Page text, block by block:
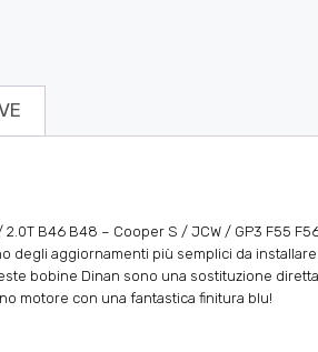
2.0T B46 B48 – Cooper S / JCW / GP3 F55
degli aggiornamenti più semplici da
bobine Dinan sono una sostituzione
motore con una fantastica finitura blu!